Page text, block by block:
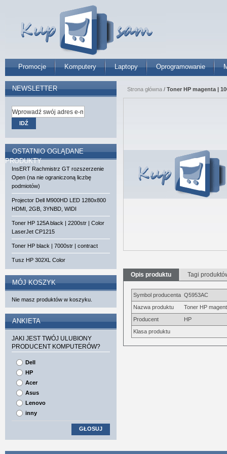
Promocje Komputery Laptopy Oprogramowanie
Strona główna / Toner HP magenta |
Opis produktu Tagi
Symbol producenta Q5953AC
Nazwa produktu
Toner HP
Producent
HP
Klasa produktu
NEWSLETTER
IDŹ
OSTATNIO OGLĄDANE
PRODUKTY
InsERT Rachmistrz GT rozszerzenie
Open (na nie ograniczoną liczbę
podmiotów)
Projector Dell M900HD LED 1280x800
HDMI, 2GB, 3YNBD, WIDI
Toner HP 125A black | 2200str | Color
LaserJet CP1215
Toner HP black | 7000str | contract
Tusz HP 302XL Color
MÓJ KOSZYK
Nie masz produktów w koszyku.
ANKIETA
JAKI JEST TWÓJ ULUBIONY
PRODUCENT KOMPUTERÓW?
Dell
HP
Acer
Asus
Lenovo
inny
GŁOSUJ